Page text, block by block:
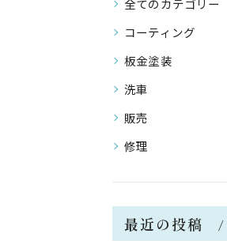
全てのカテゴリー
コーティング
板金塗装
洗車
販売
修理
最近の投稿